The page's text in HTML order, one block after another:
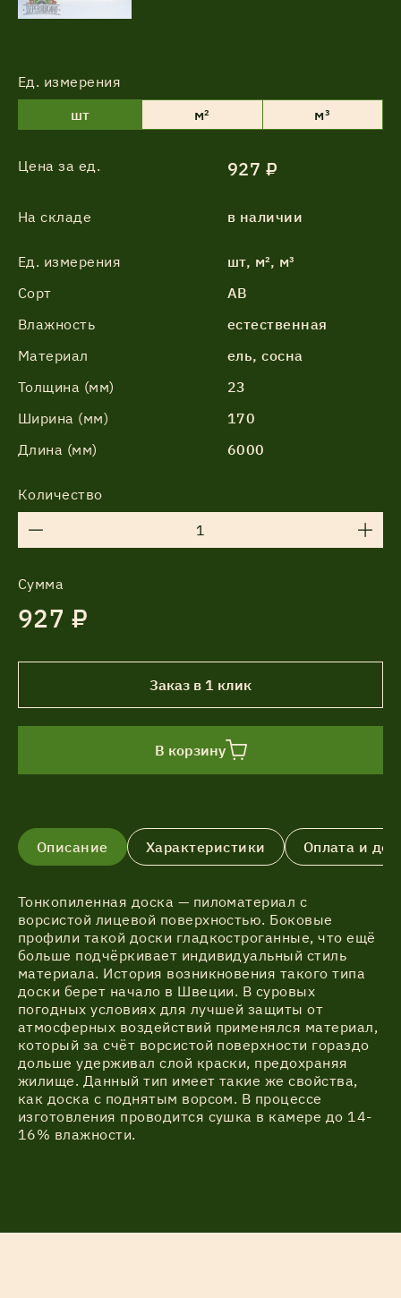
Ед. измерения
шт
м² м³
Цена за ед. 927 ₽
На складе в наличии
Ед. измерения
шт, м², м³
Сорт
АВ
Влажность
естественная
Материал
ель, сосна
Толщина (мм)
23
Ширина (мм)
170
Длина (мм)
6000
Количество
Сумма
927 ₽
Заказ в 1 клик
В корзину
Описание Характеристики Оплата и
Тонкопиленная доска — пиломатериал с
ворсистой лицевой поверхностью. Боковые
профили такой доски гладкостроганные, что ещё
больше подчёркивает индивидуальный стиль
материала. История возникновения такого типа
доски берет начало в Швеции. В суровых
погодных условиях для лучшей защиты от
атмосферных воздействий применялся материал,
который за счёт ворсистой поверхности гораздо
дольше удерживал слой краски, предохраняя
жилище. Данный тип имеет такие же свойства,
как доска с поднятым ворсом. В процессе
изготовления проводится сушка в камере до 14-
16% влажности.